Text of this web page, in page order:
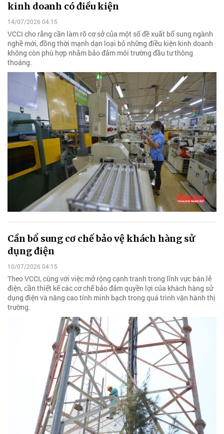
kinh doanh có điều kiện
14/07/2026 04:15
VCCI cho rằng cần làm rõ cơ sở của một số đề xuất bổ sung ngành
nghề mới, đồng thời mạnh dạn loại bỏ những điều kiện kinh doanh
không còn phù hợp nhằm bảo đảm môi trường đầu tư thông
thoáng.
Cần bổ sung cơ chế bảo vệ khách hàng sử
dụng điện
10/07/2026 04:15
Theo VCCI, cùng với việc mở rộng cạnh tranh trong lĩnh vực bán lẻ
điện, cần thiết kế các cơ chế bảo đảm quyền lợi của khách hàng sử
dụng điện và nâng cao tính minh bạch trong quá trình vận hành thị
trường.